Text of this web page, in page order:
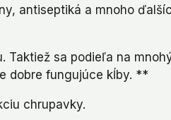
antiseptiká a mnoho
Taktiež sa podieľa na
dobre fungujúce kĺby. **
chrupavky.